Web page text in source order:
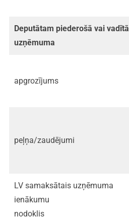
Deputātam piederošā vai vadītā
uzņēmuma
apgrozījums
peļņa/zaudējumi
LV samaksātais uzņēmuma
ienākumu
nodoklis